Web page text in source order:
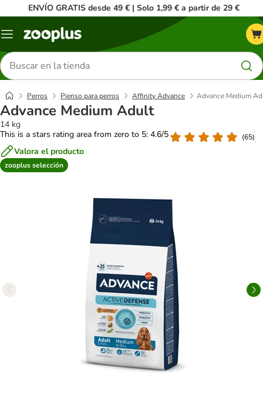
ENVÍO GRATIS desde 49 € | Solo 1,99 € a partir de 29 €
Menú
Buscar
productos
Perros Pienso para perros Affinity Advance Advance Medium
Advance Medium Adult
14 kg
This is a stars rating area from zero to 5: 4.6/5
(65)
Valora el producto
zooplus selección